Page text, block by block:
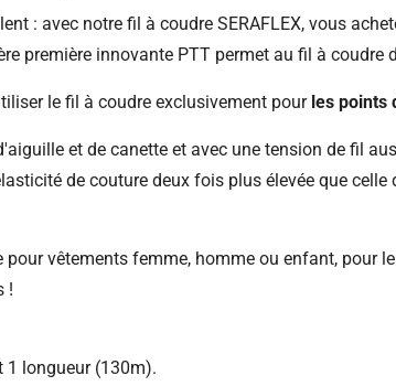
: avec notre fil à coudre SERAFLEX, vous
première innovante PTT permet au fil à coudre
le fil à coudre exclusivement pour les points
et de canette et avec une tension de fil
de couture deux fois plus élevée que
vêtements femme, homme ou enfant, pour
!
1 longueur (130m).